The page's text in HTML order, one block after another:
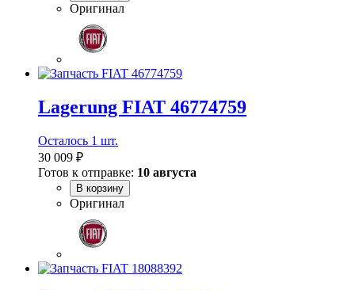
Оригинал
Lagerung FIAT 46774759
Осталось 1 шт.
30 009 ₽
Готов к отправке: 10 августа
В корзину
Оригинал